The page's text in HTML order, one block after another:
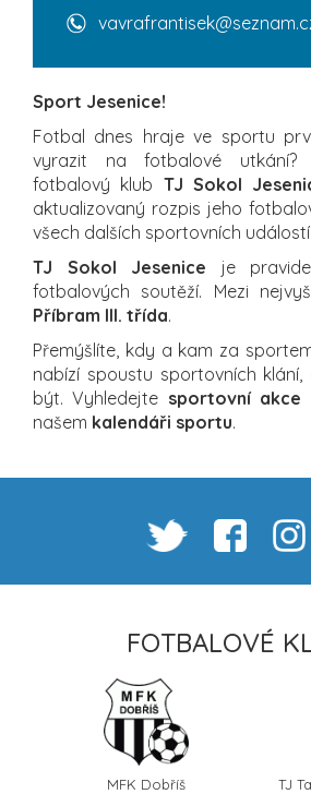
Sport Jesenice!
Fotbal dnes hraje ve sportu
vyrazit na fotbalové utkání?
fotbalový klub TJ Sokol
aktualizovaný rozpis jeho
všech dalších sportovních
TJ Sokol Jesenice je
fotbalových soutěží. Mezi
Příbram III. třída.
Přemýšlíte, kdy a kam za
nabízí spoustu sportovních
být. Vyhledejte sportovní akce
našem kalendáři sportu.
FOTBALOVÉ
MFK Dobříš TJ